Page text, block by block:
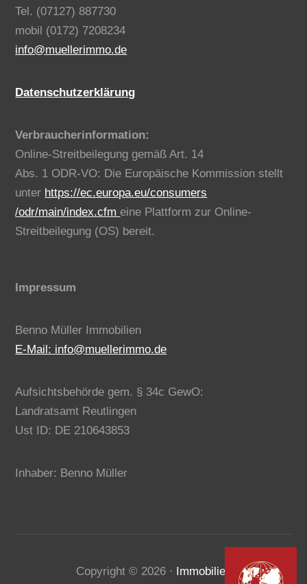
Tel. (07127) 887730
mobil (0172) 7208234
info@muellerimmo.de
Datenschutzerklärung
Verbraucherinformation:
Online-Streitbeilegung gemäß Art. 14
Abs. 1 ODR-VO: Die Europäische Kommission stellt
unter https://ec.europa.eu/consumers
/odr/main/index.cfmeine Plattform zur Online-
Streitbeilegung (OS) bereit.
Impressum
Benno Müller Immobilien
E-Mail: info@muellerimmo.de
Aufsichtsbehörde gem. § 34c GewO:
Landratsamt Reutlingen
Ust ID: DE 210643853
Inhaber: Benno Müller
Copyright © 2026⋅ Immobilien
Kundenbewertungen und Erfahrungen zu
Benno Müller Immobilien